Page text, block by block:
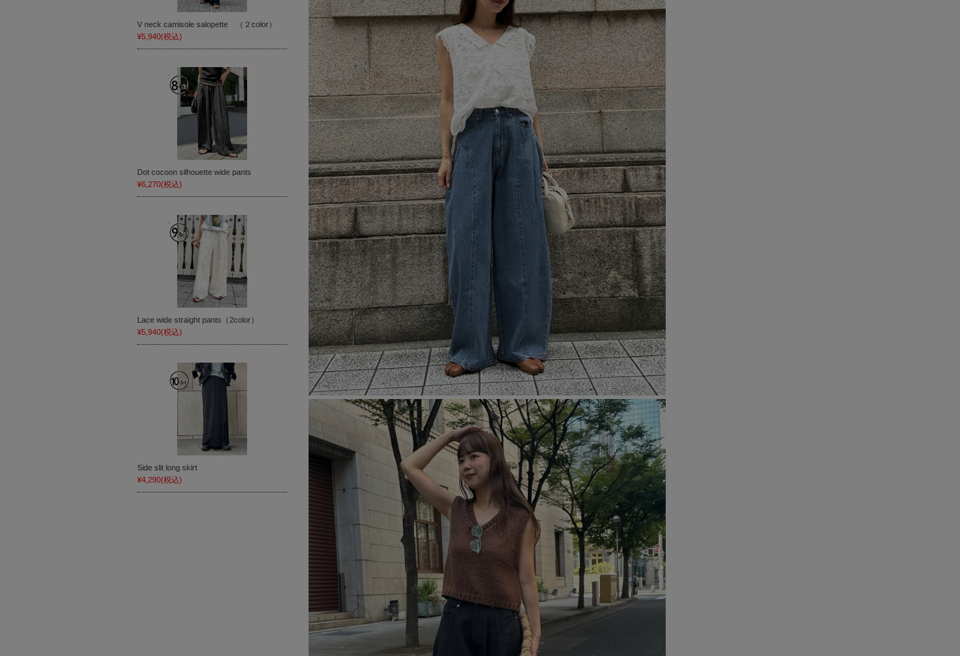
V neck camisole salopette （２color）
¥5,940(税込)
Dot cocoon silhouette wide pants
¥6,270(税込)
Lace wide straight pants（2color）
¥5,940(税込)
Side slit long skirt
¥4,290(税込)